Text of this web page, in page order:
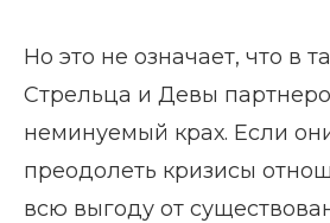
Но это не означает, что в
Стрельца и Девы
неминуемый крах. Если
преодолеть кризисы
всю выгоду от